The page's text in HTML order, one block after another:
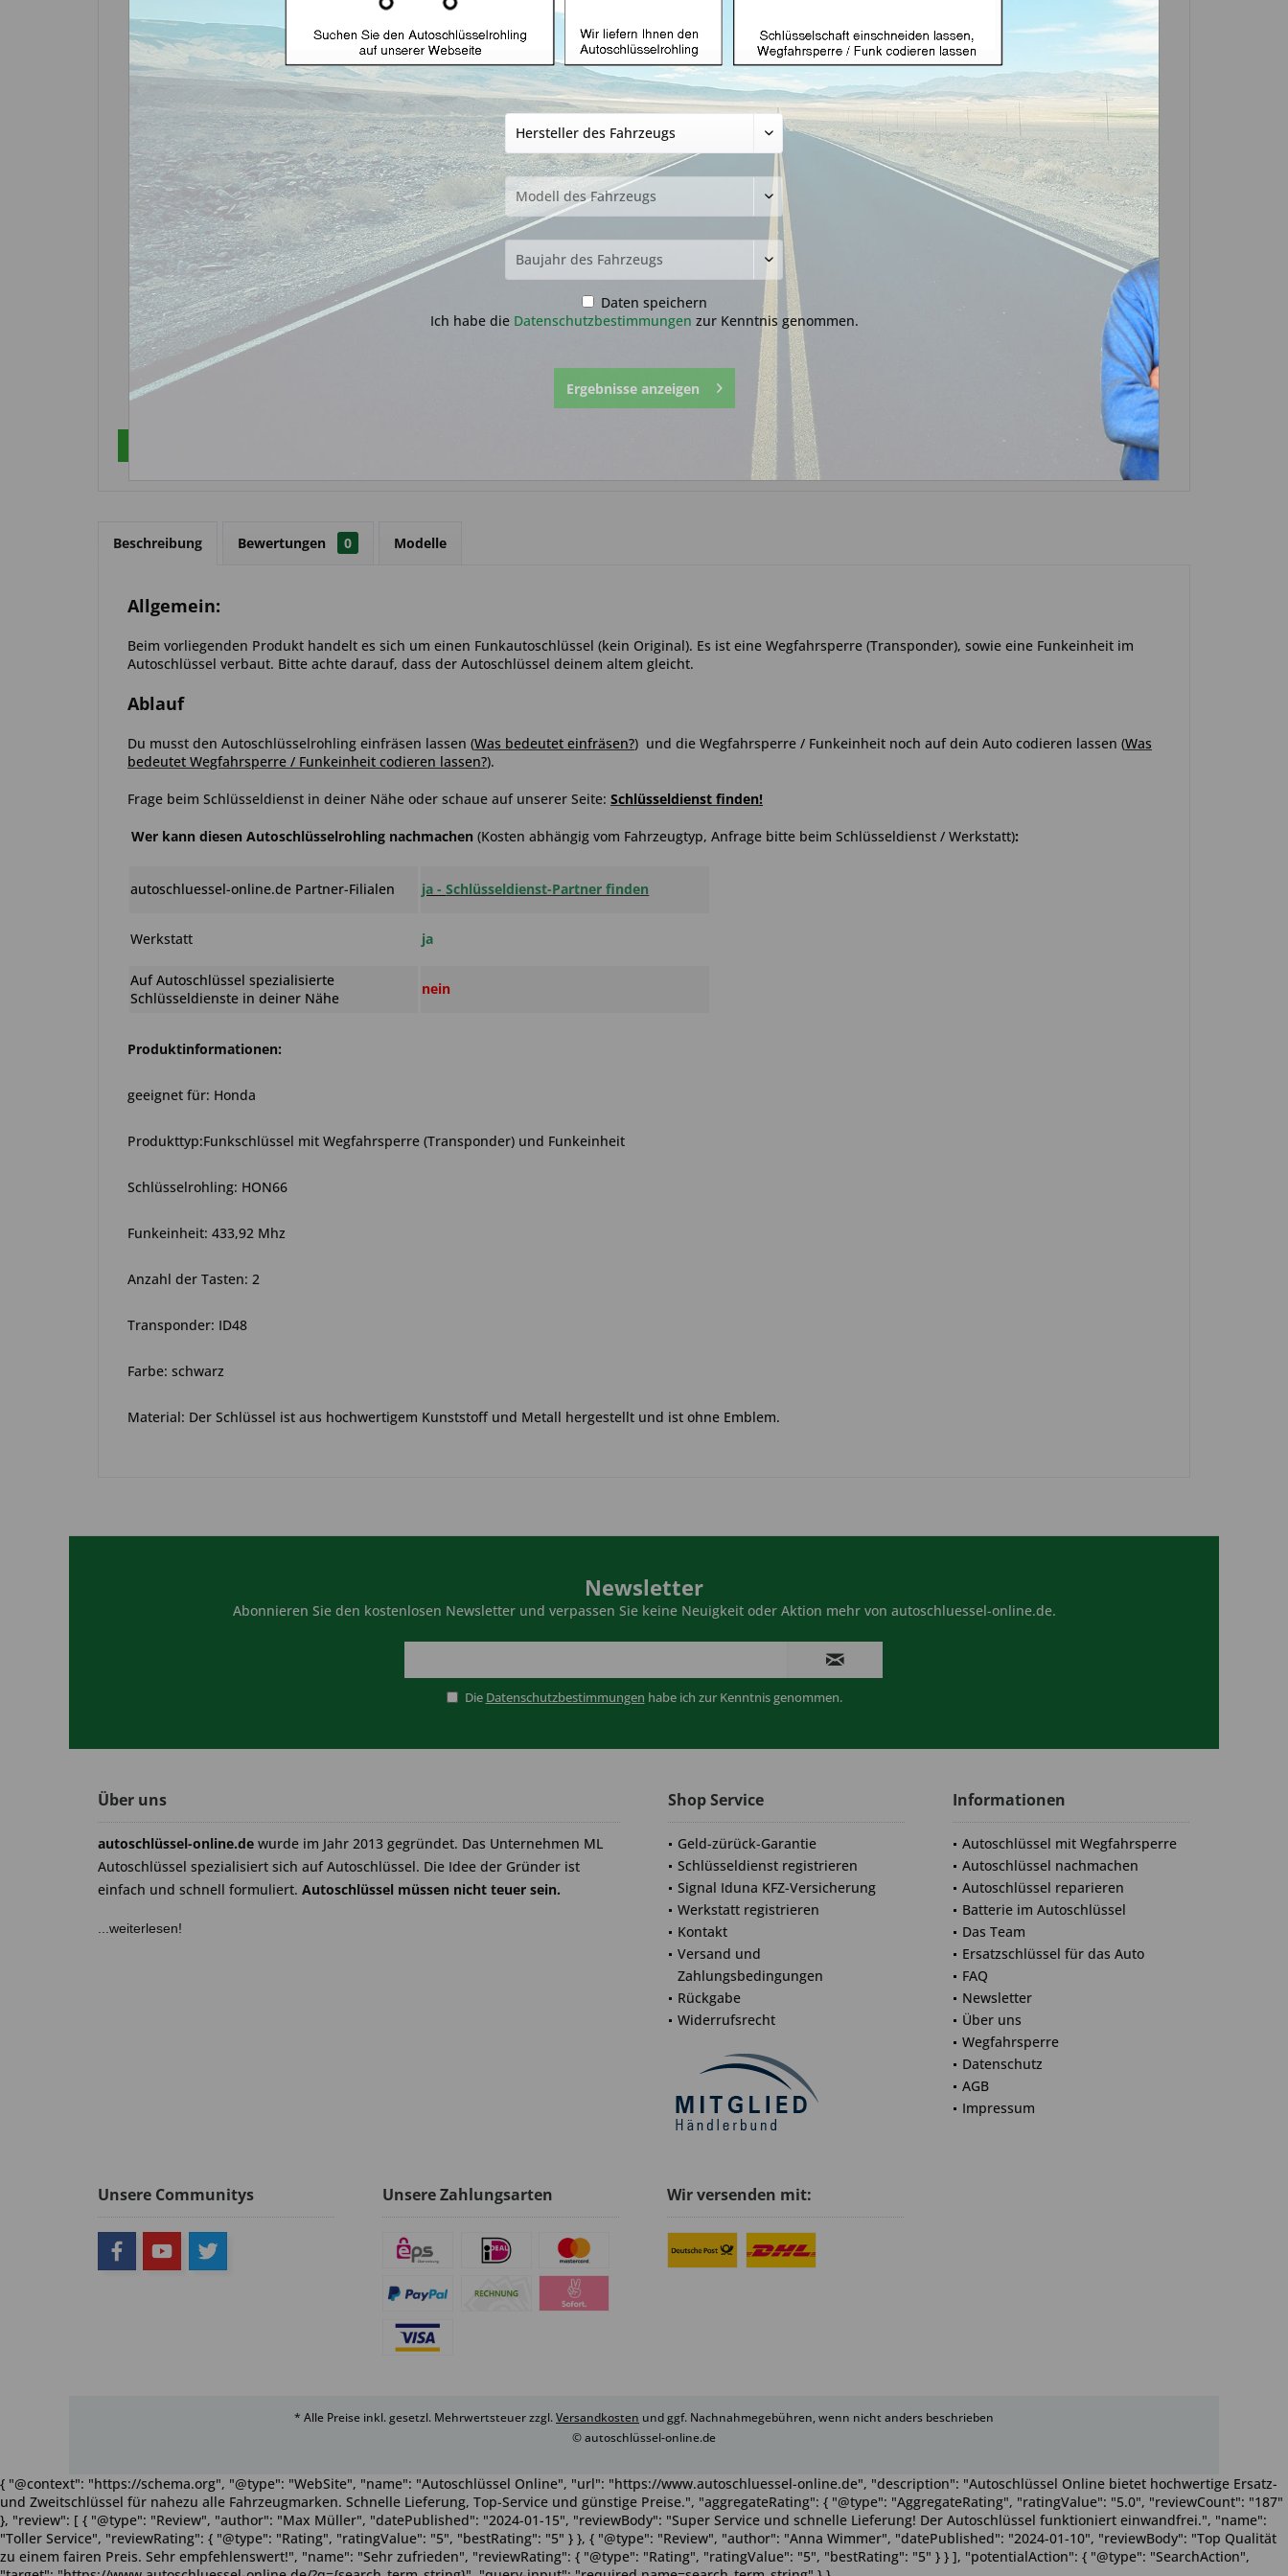
mit ID48 und HON66 (Aftermarket Produkt)
59,99 € *
inkl. MwSt.zzgl. Versandkosten
Lieferzeit ca. 1-3 Werktage
In denWarenkorb
Fragen zum Artikel?
Artikel-Nr.:
Beschreibung Bewertungen 0 Modelle
Allgemein:
Beim vorliegenden Produkt handelt es sich um einen Funkautoschlüssel (kein Original). Es ist eine Wegfahrsperre (Transponder), sowie eine Funkeinheit im
Autoschlüssel verbaut. Bitte achte darauf, dass der Autoschlüssel deinem altem gleicht.
Ablauf
Du musst den Autoschlüsselrohling einfräsen lassen (Was bedeutet einfräsen?) und die Wegfahrsperre / Funkeinheit noch auf dein Auto codieren lassen (Was
bedeutet Wegfahrsperre / Funkeinheit codieren lassen?).
Frage beim Schlüsseldienst in deiner Nähe oder schaue auf unserer Seite: Schlüsseldienst finden!
Wer kann diesen Autoschlüsselrohling nachmachen (Kosten abhängig vom Fahrzeugtyp, Anfrage bitte beim Schlüsseldienst / Werkstatt):
autoschluessel-online.de Partner-Filialen ja -Schlüsseldienst-Partner finden
Werkstatt ja
Auf Autoschlüssel spezialisierte
Schlüsseldienste in deiner Nähe
nein
Produktinformationen:
geeignet für: Honda
Produkttyp:Funkschlüssel mit Wegfahrsperre (Transponder) und Funkeinheit
Schlüsselrohling: HON66
Funkeinheit: 433,92 Mhz
Anzahl der Tasten: 2
Transponder: ID48
Farbe: schwarz
Material: Der Schlüssel ist aus hochwertigem Kunststoff und Metall hergestellt und ist ohne Emblem.
Newsletter
Abonnieren Sie den kostenlosen Newsletter und verpassen Sie keine Neuigkeit oder Aktion mehr von autoschluessel-online.de.
Die Datenschutzbestimmungen habe ich zur Kenntnis genommen.
Über uns
autoschlüssel-online.de wurde im Jahr 2013 gegründet. Das Unternehmen ML
Autoschlüssel spezialisiert sich auf Autoschlüssel. Die Idee der Gründer ist
einfach und schnell formuliert. Autoschlüssel müssen nicht teuer sein.
...weiterlesen!
Shop Service
Geld-zürück-Garantie
Schlüsseldienst registrieren
Signal Iduna KFZ-Versicherung
Werkstatt registrieren
Kontakt
Versand und
Zahlungsbedingungen
Rückgabe
Widerrufsrecht
Informationen
Autoschlüssel mit Wegfahrsperre
Autoschlüssel nachmachen
Autoschlüssel reparieren
Batterie im Autoschlüssel
Das Team
Ersatzschlüssel für das Auto
FAQ
Newsletter
Über uns
Wegfahrsperre
Datenschutz
AGB
Impressum
Unsere Communitys Unsere Zahlungsarten Wir versenden mit:
* Alle Preise inkl. gesetzl. Mehrwertsteuer zzgl.Versandkosten und ggf. Nachnahmegebühren, wenn nicht anders beschrieben
© autoschlüssel-online.de
{ "@context": "https://schema.org", "@type": "WebSite", "name": "Autoschlüssel Online", "url": "https://www.autoschluessel-online.de", "description": "Autoschlüssel Online bietet hochwertige Ersatz-
und Zweitschlüssel für nahezu alle Fahrzeugmarken. Schnelle Lieferung, Top-Service und günstige Preise.", "aggregateRating": { "@type": "AggregateRating", "ratingValue": "5.0", "reviewCount": "187"
}, "review": [ { "@type": "Review", "author": "Max Müller", "datePublished": "2024-01-15", "reviewBody": "Super Service und schnelle Lieferung! Der Autoschlüssel funktioniert einwandfrei.", "name":
"Toller Service", "reviewRating": { "@type": "Rating", "ratingValue": "5", "bestRating": "5" } }, { "@type": "Review", "author": "Anna Wimmer", "datePublished": "2024-01-10", "reviewBody": "Top Qualität
zu einem fairen Preis. Sehr empfehlenswert!", "name": "Sehr zufrieden", "reviewRating": { "@type": "Rating", "ratingValue": "5", "bestRating": "5" } } ], "potentialAction": { "@type": "SearchAction",
Daten speichern
Ich habe die Datenschutzbestimmungen zur Kenntnis genommen.
Ergebnisse anzeigen